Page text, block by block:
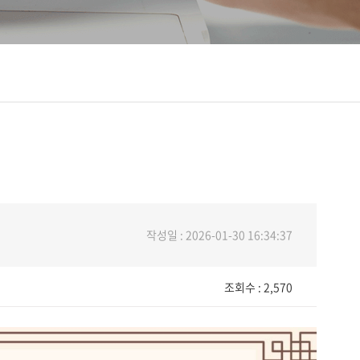
작성일 : 2026-01-30 16:34:37
조회수 : 2,570